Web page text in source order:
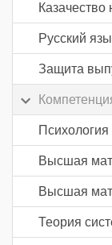
Казачество
Русский
Психология
Высшая
Высшая